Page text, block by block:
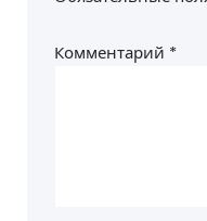
Комментарий *